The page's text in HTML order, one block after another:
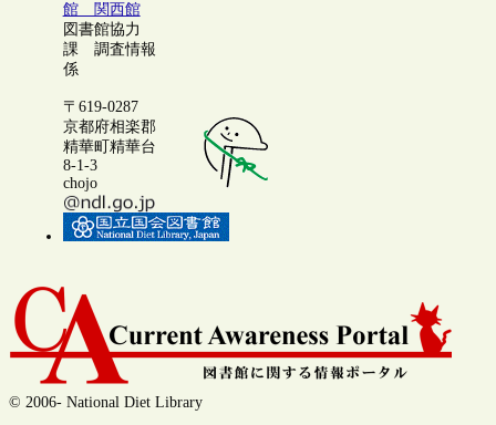
館 関西館
図書館協力
課 調査情報
係
〒619-0287
京都府相楽郡
精華町精華台
8-1-3
chojo
© 2006- National Diet Library